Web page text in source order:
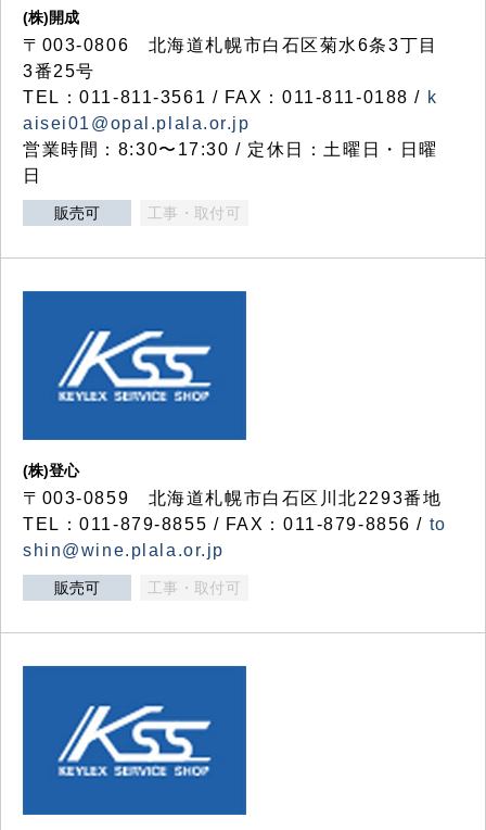
(株)開成
〒003-0806 北海道札幌市白石区菊水6条3丁目
3番25号
TEL：011-811-3561 / FAX：011-811-0188 / k
aisei01@opal.plala.or.jp
営業時間：8:30〜17:30 / 定休日：土曜日・日曜
日
販売可 工事・取付可
(株)登心
〒003-0859 北海道札幌市白石区川北2293番地
TEL：011-879-8855 / FAX：011-879-8856 / to
shin@wine.plala.or.jp
販売可 工事・取付可